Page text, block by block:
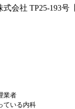
会社 TP25-193号【
業者
ている内科